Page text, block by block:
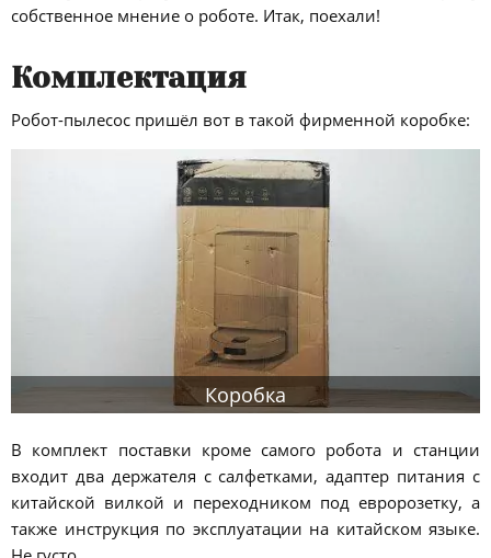
собственное мнение о роботе. Итак, поехали!
Комплектация
Робот-пылесос пришёл вот в такой фирменной коробке:
Коробка
В комплект поставки кроме самого робота и станции
входит два держателя с салфетками, адаптер питания с
китайской вилкой и переходником под евророзетку, а
также инструкция по эксплуатации на китайском языке.